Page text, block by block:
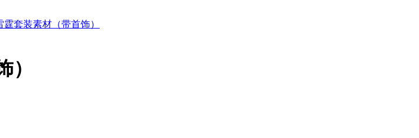
霆套装素材（带首饰）